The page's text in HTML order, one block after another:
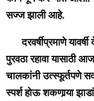
सज्ज झाली आहे.
दरवर्षीप्रमाणे
पुरवठा रहावा यासाठी
चालकांनी उत्स्फूर्तपणे
स्पर्श होऊ शकणार्‍या